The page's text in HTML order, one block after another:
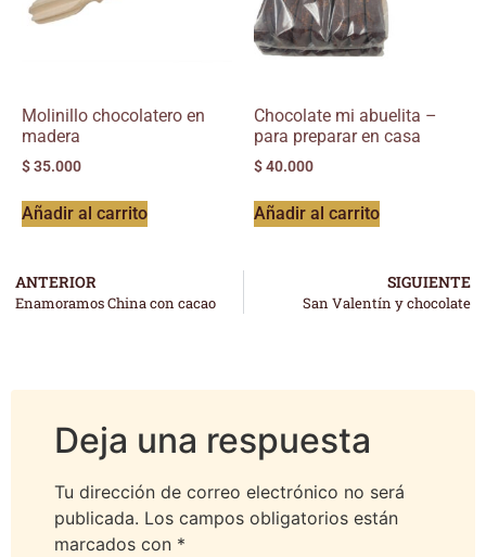
Molinillo chocolatero en
madera
$35.000
Añadir al carrito
Chocolate mi abuelita –
para preparar en casa
$40.000
Añadir al carrito
ANTERIOR
Enamoramos China con cacao
SIGUIENTE
San Valentín y chocolate
Deja una respuesta
Tu dirección de correo electrónico no será
publicada. Los campos obligatorios están
marcados con *